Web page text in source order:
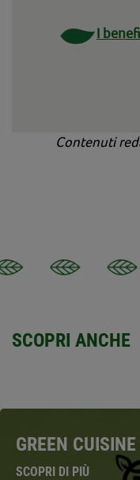
I
Contenuti
SCOPRI ANCHE
GREEN CUISINE
SCOPRI DI PIÙ